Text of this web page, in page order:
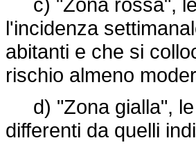
l'incidenza
abitanti e che si
rischio almeno
d) "Zona gialla", le
differenti da quelli